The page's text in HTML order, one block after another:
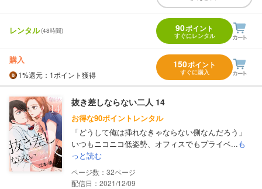
レンタル(48時間) 90ポイント
すぐにレンタル
購入
1%還元 ：1ポイント獲得
150ポイント
すぐに購入
抜き差しならない二人 14
お得な90ポイントレンタル
「どうして俺は挿れなきゃならない側なんだろう」
いつもニコニコ低姿勢、オフィスでもプライベ...も
っと読む
32
配信日：2021/12/09